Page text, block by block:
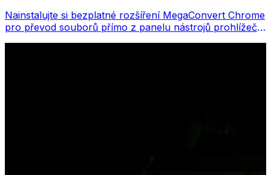
Nainstalujte si bezplatné rozšíření MegaConvert Chrome
pro převod souborů přímo z panelu nástrojů prohlížeče.